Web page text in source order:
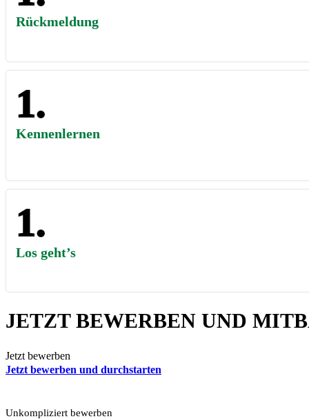
Rückmeldung
Kennenlernen
Los geht’s
JETZT BEWERBEN UND
Jetzt bewerben
Jetzt bewerben und durchstarten
Unkompliziert bewerben